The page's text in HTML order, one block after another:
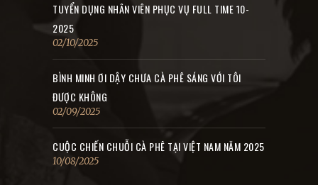
TUYỂN DỤNG NHÂN VIÊN PHỤC VỤ FULL TIME 10-
2025
02/10/2025
BÌNH MINH ƠI DẬY CHƯA CÀ PHÊ SÁNG VỚI TÔI
ĐƯỢC KHÔNG
02/09/2025
CUỘC CHIẾN CHUỖI CÀ PHÊ TẠI VIỆT NAM NĂM 2025
10/08/2025